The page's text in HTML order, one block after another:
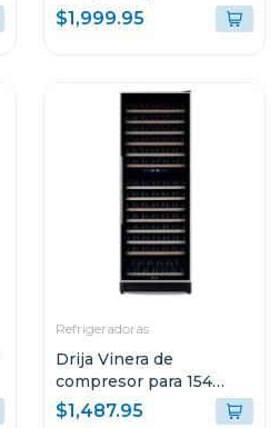
botellas lambrusco 160
$1,999.95
Refrigeradoras
Drija Vinera de
compresor para 154
botellas chianti 154
$1,487.95